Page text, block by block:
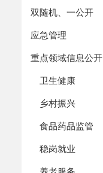
双随机、一公开
应急管理
重点领域信息公开
卫生健康
乡村振兴
食品药品监管
稳岗就业